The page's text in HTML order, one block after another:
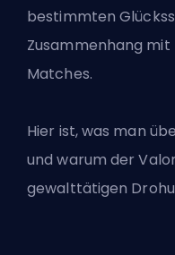
bestimmten
Zusammenhang
Matches.
Hier ist, was man
und warum der
gewalttätigen